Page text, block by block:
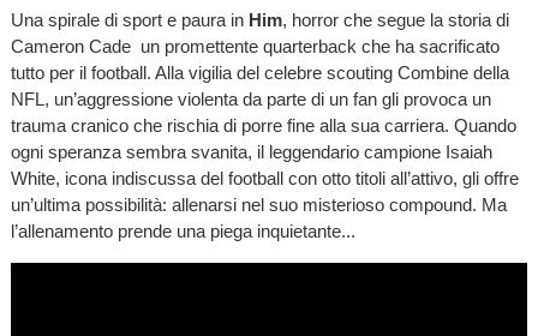
Una spirale di sport e paura in Him, horror che segue la storia di
Cameron Cade un promettente quarterback che ha sacrificato
tutto per il football. Alla vigilia del celebre scouting Combine della
NFL, un’aggressione violenta da parte di un fan gli provoca un
trauma cranico che rischia di porre fine alla sua carriera. Quando
ogni speranza sembra svanita, il leggendario campione Isaiah
White, icona indiscussa del football con otto titoli all’attivo, gli offre
un’ultima possibilità: allenarsi nel suo misterioso compound. Ma
l’allenamento prende una piega inquietante...